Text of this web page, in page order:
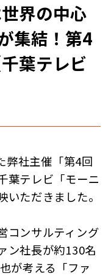
界の中心
集結！第4
葉テレビ
弊社主催「第4回
葉テレビ「モーニ
ただきました。
コンサルティング
ン社長が約130名
が考える「ファ